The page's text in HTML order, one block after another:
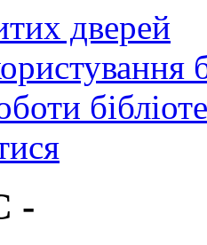
дверей
-